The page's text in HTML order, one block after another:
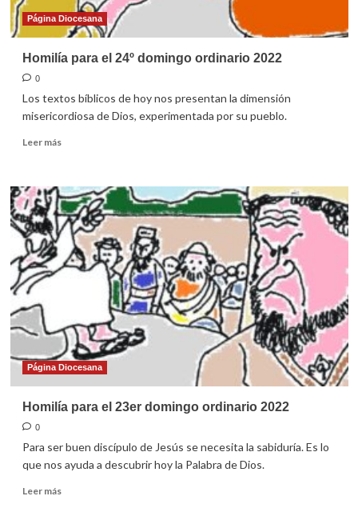
Página Diocesana
Homilía para el 24º domingo ordinario 2022
0
Los textos bíblicos de hoy nos presentan la dimensión
misericordiosa de Dios, experimentada por su pueblo.
Leer másLeer
Homilía
para
el
24º
domingo
ordinario
2022
Página Diocesana
Homilía para el 23er domingo ordinario 2022
0
Para ser buen discípulo de Jesús se necesita la sabiduría. Es lo
que nos ayuda a descubrir hoy la Palabra de Dios.
Leer másLeer